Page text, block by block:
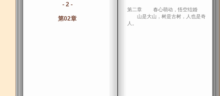
- 2 -
第02章
第二章 春心萌动，悟空结婚
山是大山，树是古树，人也是奇
人。